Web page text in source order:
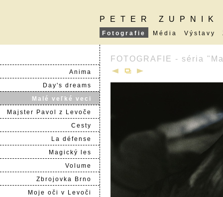
PETER ZUPNIK
Fotografie Média Výstavy
Anima
Day's dreams
Malé veľké veci
Majster Pavol z Levoče
Cesty
La défense
Magický les
Volume
Zbrojovka Brno
Moje oči v Levoči
FOTOGRAFIE - séria